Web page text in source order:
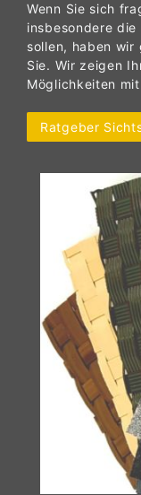
Wenn Sie sich
insbesondere
sollen, haben
Sie. Wir zeigen
Möglichkeiten
Ratgeber